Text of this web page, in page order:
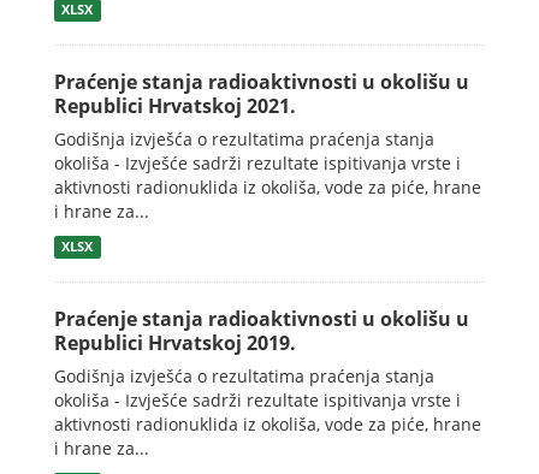
XLSX
Praćenje stanja radioaktivnosti u okolišu u
Republici Hrvatskoj 2021.
Godišnja izvješća o rezultatima praćenja stanja
okoliša - Izvješće sadrži rezultate ispitivanja vrste i
aktivnosti radionuklida iz okoliša, vode za piće, hrane
i hrane za...
XLSX
Praćenje stanja radioaktivnosti u okolišu u
Republici Hrvatskoj 2019.
Godišnja izvješća o rezultatima praćenja stanja
okoliša - Izvješće sadrži rezultate ispitivanja vrste i
aktivnosti radionuklida iz okoliša, vode za piće, hrane
i hrane za...